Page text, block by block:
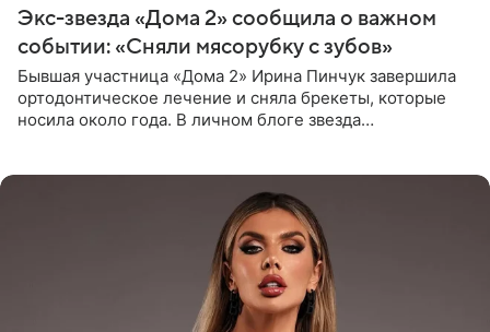
Экс-звезда «Дома 2» сообщила о важном
событии: «Сняли мясорубку с зубов»
Бывшая участница «Дома 2» Ирина Пинчук завершила
ортодонтическое лечение и сняла брекеты, которые
носила около года. В личном блоге звезда